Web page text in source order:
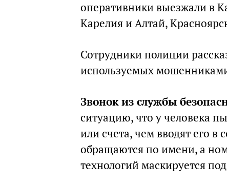
оперативники выезжали в
Карелия и Алтай,
Сотрудники полиции
используемых
Звонок из службы
ситуацию, что у человека
или счета, чем вводят его в
обращаются по имени, а
технологий маскируется